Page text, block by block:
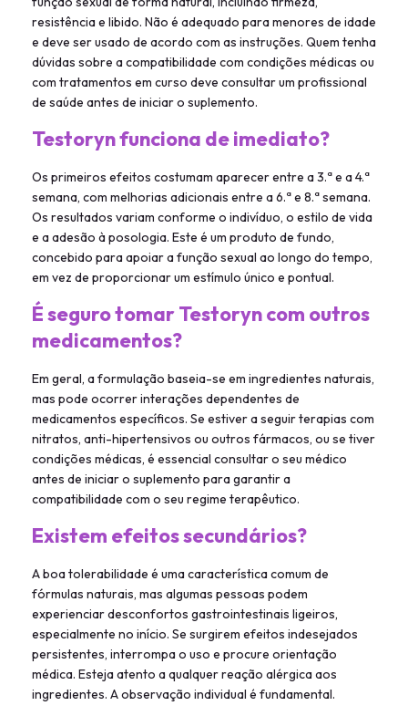
resistência e libido. Não é adequado para menores de idade
e deve ser usado de acordo com as instruções. Quem tenha
dúvidas sobre a compatibilidade com condições médicas ou
com tratamentos em curso deve consultar um profissional
de saúde antes de iniciar o suplemento.
Testoryn funciona de imediato?
Os primeiros efeitos costumam aparecer entre a 3.ª e a 4.ª
semana, com melhorias adicionais entre a 6.ª e 8.ª semana.
Os resultados variam conforme o indivíduo, o estilo de vida
e a adesão à posologia. Este é um produto de fundo,
concebido para apoiar a função sexual ao longo do tempo,
em vez de proporcionar um estímulo único e pontual.
É seguro tomar Testoryn com outros
medicamentos?
Em geral, a formulação baseia-se em ingredientes naturais,
mas pode ocorrer interações dependentes de
medicamentos específicos. Se estiver a seguir terapias com
nitratos, anti-hipertensivos ou outros fármacos, ou se tiver
condições médicas, é essencial consultar o seu médico
antes de iniciar o suplemento para garantir a
compatibilidade com o seu regime terapêutico.
Existem efeitos secundários?
A boa tolerabilidade é uma característica comum de
fórmulas naturais, mas algumas pessoas podem
experienciar desconfortos gastrointestinais ligeiros,
especialmente no início. Se surgirem efeitos indesejados
persistentes, interrompa o uso e procure orientação
médica. Esteja atento a qualquer reação alérgica aos
ingredientes. A observação individual é fundamental.